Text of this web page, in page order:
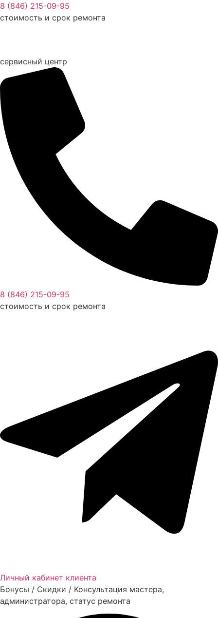
Перейти
к
8 (846) 215-09-95
стоимость и срок ремонта
сервисный центр
8 (846) 215-09-95
стоимость и срок ремонта
Личный кабинет клиента
Бонусы / Скидки / Консультация мастера,
администратора, статус ремонта